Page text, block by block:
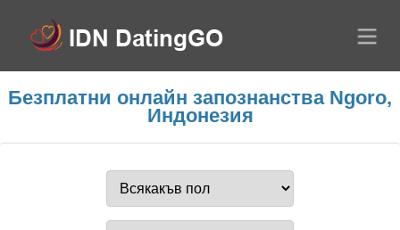
Безплатни онлайн запознанства Ngoro,
Индонезия